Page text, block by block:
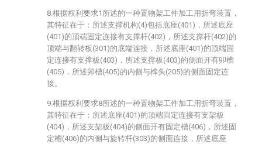
8.根据权利要求1所述的一种置物架工件加工用折弯装置，
其特征在于：所述支撑机构(4)包括底座(401)，所述底座
(401)的顶端固定连接有支撑杆(402)，所述支撑杆(402)的
顶端与翻转板(301)的底端连接，所述底座(401)的顶端固
定连接有支撑板(403)，所述支撑板(403)的侧面开有卯槽
(405)，所述卯槽(405)的内侧与榫头(205)的侧面固定连
接。
9.根据权利要求8所述的一种置物架工件加工用折弯装置，
其特征在于：所述底座(401)的顶端固定连接有支架板
(404)，所述支架板(404)的侧面开有固定槽(406)，所述固
定槽(406)的内侧与旋转杆(303)的侧面连接，所述底座